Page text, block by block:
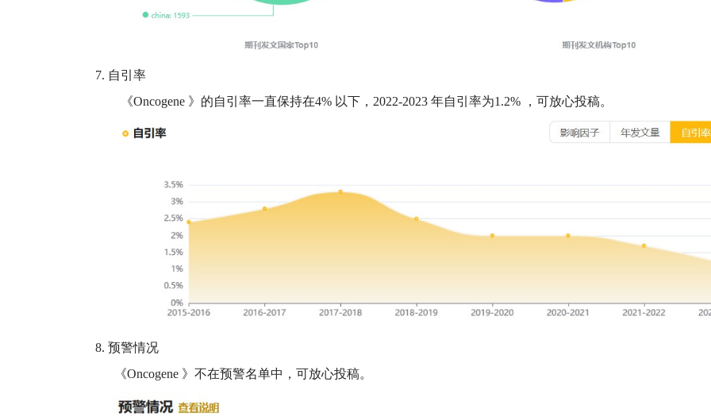
7. 自引率
《Oncogene 》的自引率一直保持在4% 以下， 2022-2023 年自引率为1.2% ，可放心投稿。
8. 预警情况
《Oncogene 》不在预警名单中，可放心投稿。